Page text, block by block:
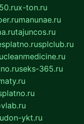
x-ton.ru
manunae.ru
tajuncos.ru
splclub.ru
cleanmedicine.ru
seks-365.ru
don-ykt.ru